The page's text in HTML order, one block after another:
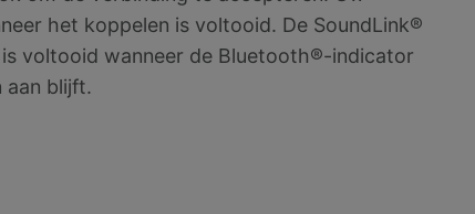
het koppelen is voltooid. De SoundLink®
voltooid wanneer de Bluetooth®-indicator
aan blijft.